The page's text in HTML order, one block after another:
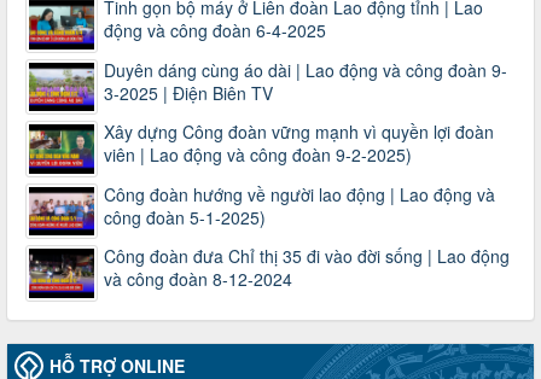
Tinh gọn bộ máy ở Liên đoàn Lao động tỉnh | Lao
động và công đoàn 6-4-2025
Duyên dáng cùng áo dài | Lao động và công đoàn 9-
3-2025 | Điện Biên TV
Xây dựng Công đoàn vững mạnh vì quyền lợi đoàn
viên | Lao động và công đoàn 9-2-2025)
Công đoàn hướng về người lao động | Lao động và
công đoàn 5-1-2025)
Công đoàn đưa Chỉ thị 35 đi vào đời sống | Lao động
và công đoàn 8-12-2024
HỖ TRỢ ONLINE